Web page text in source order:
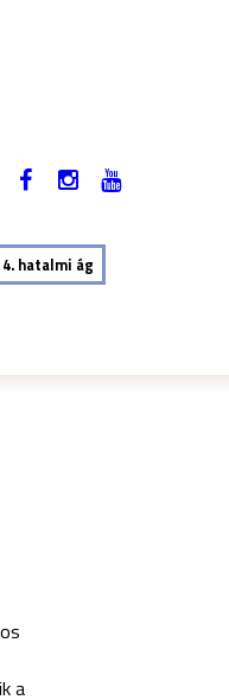
4. hatalmi ág
a